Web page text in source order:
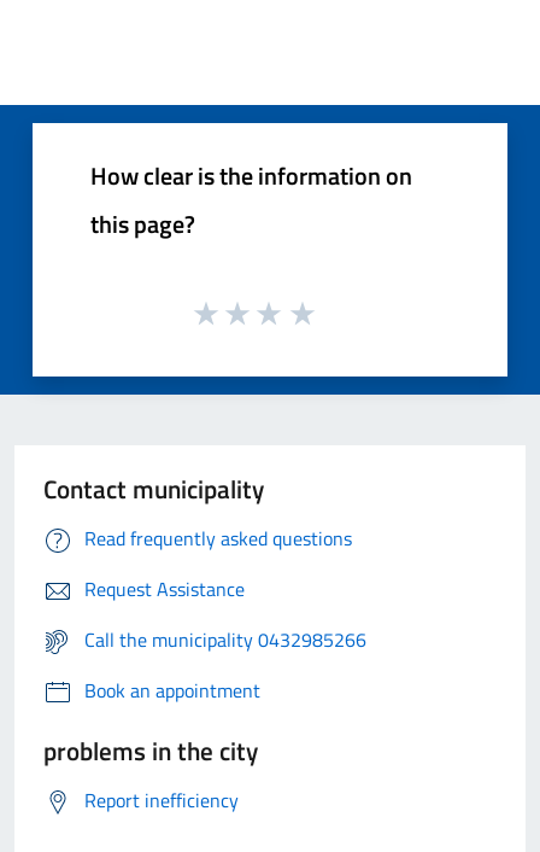
How clear is the information on
this page?
Contact municipality
Read frequently asked questions
Request Assistance
Call the municipality 0432985266
Book an appointment
problems in the city
Report inefficiency